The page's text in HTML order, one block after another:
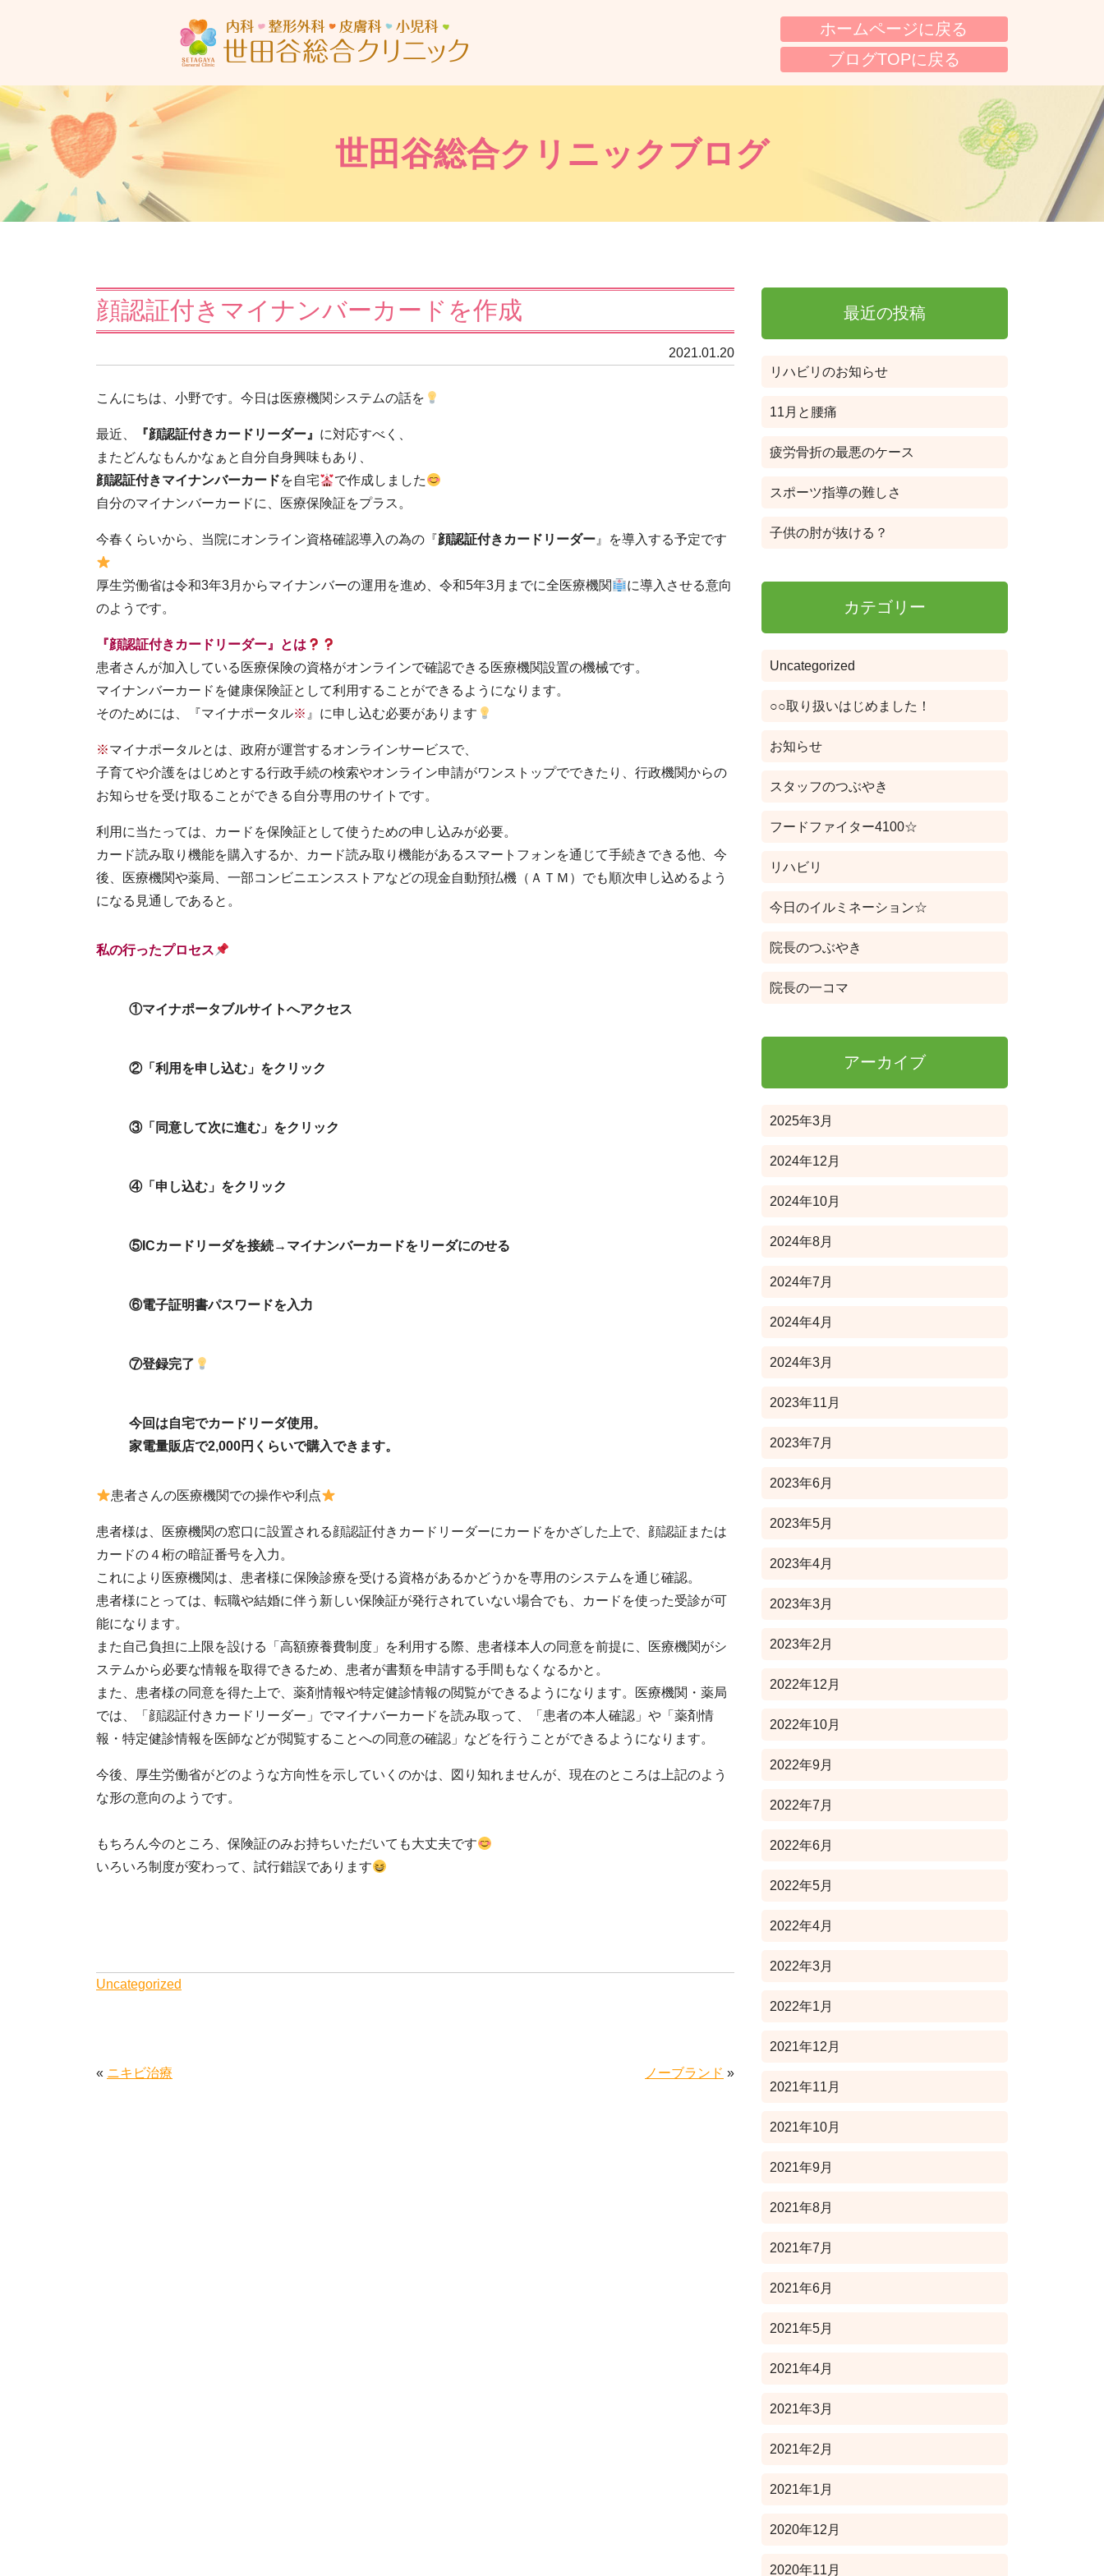
ホームページに戻る
ブログTOPに戻る
世田谷総合クリニックブログ
顔認証付きマイナンバーカードを作成
2021.01.20
こんにちは、小野です。今日は医療機関システムの話を
最近、 『顔認証付きカードリーダー』 に対応すべく、
またどんなもんかなぁと自分自身興味もあり、
顔認証付きマイナンバーカードを自宅
で作成しました
自分のマイナンバーカードに、医療保険証をプラス。
今春くらいから、当院にオンライン資格確認導入の為の『顔認証付きカードリーダー 』を導入する予定です
厚生労働省は令和3年3月からマイナンバーの運用を進め、令和5年3月までに全医療機関
に導入させる意向
のようです。
『顔認証付きカードリーダー』とは
患者さんが加入している医療保険の資格がオンラインで確認できる医療機関設置の機械です。
マイナンバーカードを健康保険証として利用することができるようになります。
そのためには、『マイナポータル※ 』に申し込む必要があります
※マイナポータルとは、政府が運営するオンラインサービスで、
子育てや介護をはじめとする行政手続の検索やオンライン申請がワンストップでできたり、行政機関からの
お知らせを受け取ることができる自分専用のサイトです。
利用に当たっては、カードを保険証として使うための申し込みが必要。
カード読み取り機能を購入するか、カード読み取り機能があるスマートフォンを通じて手続きできる他、今
後、医療機関や薬局、一部コンビニエンスストアなどの現金自動預払機（ＡＴＭ）でも順次申し込めるよう
になる見通しであると。
私の行ったプロセス
①マイナポータブルサイトへアクセス
②「利用を申し込む」をクリック
③「同意して次に進む」をクリック
④「申し込む」をクリック
⑤ICカードリーダを接続→マイナンバーカードをリーダにのせる
⑥電子証明書パスワードを入力
⑦登録完了
今回は自宅でカードリーダ使用。
家電量販店で2,000円くらいで購入できます。
患者さんの医療機関での操作や利点
患者様は、医療機関の窓口に設置される顔認証付きカードリーダーにカードをかざした上で、顔認証または
カードの４桁の暗証番号を入力。
これにより医療機関は、患者様に保険診療を受ける資格があるかどうかを専用のシステムを通じ確認。
患者様にとっては、転職や結婚に伴う新しい保険証が発行されていない場合でも、カードを使った受診が可
能になります。
また自己負担に上限を設ける「高額療養費制度」を利用する際、患者様本人の同意を前提に、医療機関がシ
ステムから必要な情報を取得できるため、患者が書類を申請する手間もなくなるかと。
また、患者様の同意を得た上で、薬剤情報や特定健診情報の閲覧ができるようになります。医療機関・薬局
では、「顔認証付きカードリーダー」でマイナバーカードを読み取って、「患者の本人確認」や「薬剤情
報・特定健診情報を医師などが閲覧することへの同意の確認」などを行うことができるようになります。
今後、厚生労働省がどのような方向性を示していくのかは、図り知れませんが、現在のところは上記のよう
な形の意向のようです。
もちろん今のところ、保険証のみお持ちいただいても大丈夫です
いろいろ制度が変わって、試行錯誤であります
Uncategorized
« ニキビ治療 ノーブランド »
最近の投稿
リハビリのお知らせ
11月と腰痛
疲労骨折の最悪のケース
スポーツ指導の難しさ
子供の肘が抜ける？
カテゴリー
Uncategorized
○○取り扱いはじめました！
お知らせ
スタッフのつぶやき
フードファイター4100☆
リハビリ
今日のイルミネーション☆
院長のつぶやき
院長の一コマ
アーカイブ
2025年3月
2024年12月
2024年10月
2024年8月
2024年7月
2024年4月
2024年3月
2023年11月
2023年7月
2023年6月
2023年5月
2023年4月
2023年3月
2023年2月
2022年12月
2022年10月
2022年9月
2022年7月
2022年6月
2022年5月
2022年4月
2022年3月
2022年1月
2021年12月
2021年11月
2021年10月
2021年9月
2021年8月
2021年7月
2021年6月
2021年5月
2021年4月
2021年3月
2021年2月
2021年1月
2020年12月
2020年11月